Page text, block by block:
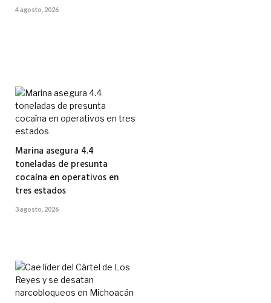
4 agosto, 2026
Marina asegura 4.4
toneladas de presunta
cocaína en operativos en
tres estados
3 agosto, 2026